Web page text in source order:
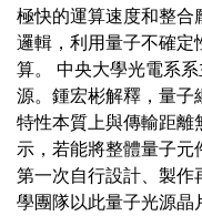
極快的運算速度和整合
邏輯，利用量子不確定
算。 中央大學光電系
源。鍾宏彬解釋，量子
特性本質上與傳輸距離
示，若能將整體量子
第一次自行設計、製作
學團隊以此量子光源晶